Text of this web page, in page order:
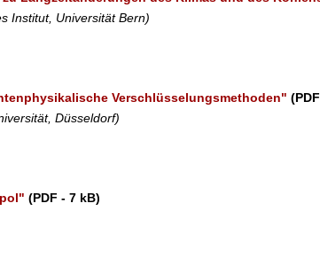
Institut, Universität Bern)
Verschlüsselungsmethoden"
Düsseldorf)
(PDF - 7 kB)